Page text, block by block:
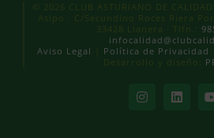
© 2026 CLUB ASTURIANO DE
Asipo · C/Secundino Roces Riera
33428 Llanera · Tlfn.:
Aviso Legal
Política de Privacidad
Desarrollo y diseño:
Instagram